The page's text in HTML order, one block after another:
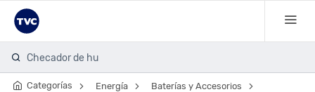
Checador de huell
Categorías Energía Baterías y Accesorios